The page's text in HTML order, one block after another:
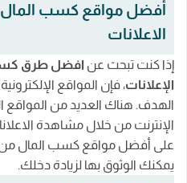
أفضل مواقع كسب
الاعلانات
إذا كنت تبحث عن افضل طرق
الإعلانات، فإن المواقع
الهدف. هناك العديد من المواقع
الإنترنت من خلال مشاهدة
على أفضل مواقع كسب المال من
يمكنك الوثوق بها لزيادة دخلك.